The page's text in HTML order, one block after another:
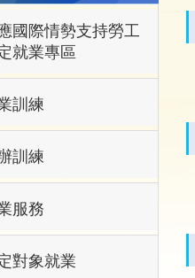
國際情勢支持勞工
就業專區
訓練
訓練
服務
對象就業